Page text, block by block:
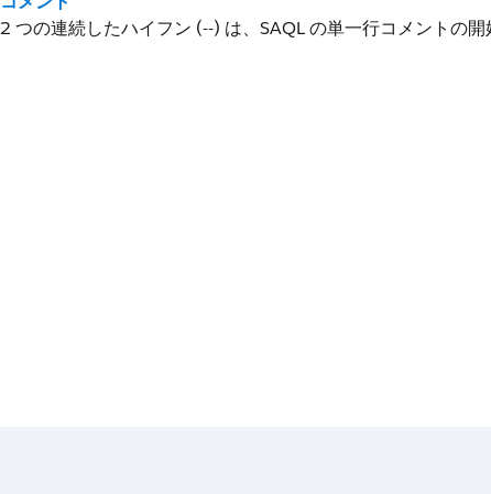
2 つの連続したハイフン (--) は、SAQL の単一行コメントの開